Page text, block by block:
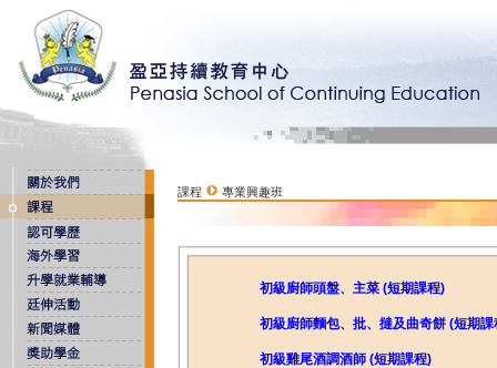
課程 專業興趣班
初級廚師頭盤、主菜 (短期課程)
初級廚師麵包、批、撻及曲奇餅 (短期課
初級雞尾酒調酒師 (短期課程)